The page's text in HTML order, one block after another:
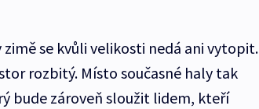
se kvůli velikosti nedá ani vytopit.
rozbitý. Místo současné haly tak
bude zároveň sloužit lidem, kteří